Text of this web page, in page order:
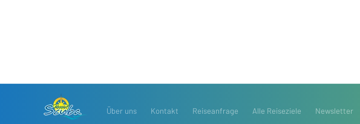
Über uns Kontakt Reiseanfrage Alle Reiseziele Newsletter